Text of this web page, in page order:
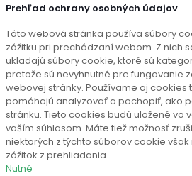
Prehľad ochrany osobných údajov
Táto webová stránka používa súbory
zážitku pri prechádzaní webom. Z nich
ukladajú súbory cookie, ktoré sú
pretože sú nevyhnutné pre fungovanie
webovej stránky. Používame aj cookies
pomáhajú analyzovať a pochopiť, ako
stránku. Tieto cookies budú uložené vo
vaším súhlasom. Máte tiež možnosť
niektorých z týchto súborov cookie
zážitok z prehliadania.
Nutné